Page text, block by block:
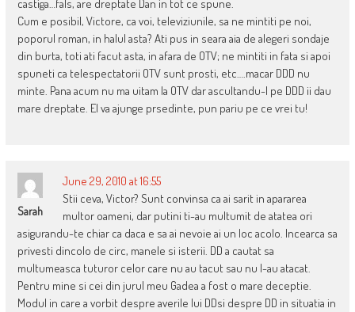
castiga…fals, are dreptate Dan in tot ce spune.
Cum e posibil, Victore, ca voi, televiziunile, sa ne mintiti pe noi,
poporul roman, in halul asta? Ati pus in seara aia de alegeri sondaje
din burta, toti ati facut asta, in afara de OTV; ne mintiti in fata si apoi
spuneti ca telespectatorii OTV sunt prosti, etc….macar DDD nu
minte. Pana acum nu ma uitam la OTV dar ascultandu-l pe DDD ii dau
mare dreptate. El va ajunge prsedinte, pun pariu pe ce vrei tu!
Sarah
June 29, 2010 at 16:55
Stii ceva, Victor? Sunt convinsa ca ai sarit in apararea
multor oameni, dar putini ti-au multumit de atatea ori
asigurandu-te chiar ca daca e sa ai nevoie ai un loc acolo. Incearca sa
privesti dincolo de circ, manele si isterii. DD a cautat sa
multumeasca tuturor celor care nu au tacut sau nu l-au atacat.
Pentru mine si cei din jurul meu Gadea a fost o mare deceptie.
Modul in care a vorbit despre averile lui DDsi despre DD in situatia in